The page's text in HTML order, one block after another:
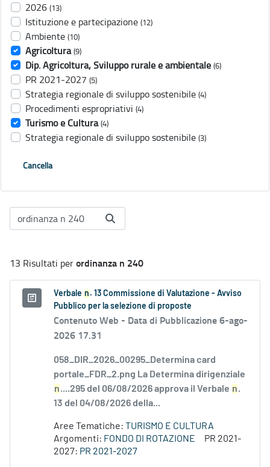
2026 (13)
Istituzione e partecipazione (12)
Ambiente (10)
Agricoltura (9)
Dip. Agricoltura, Sviluppo rurale e ambientale (6)
PR 2021-2027 (5)
Strategia regionale di sviluppo sostenibile (4)
Procedimenti espropriativi (4)
Turismo e Cultura (4)
Strategia regionale di sviluppo sostenibile (3)
Cancella
13 Risultati perordinanza n 240
Verbale n . 13 Commissione di Valutazione - Avviso
Pubblico per la selezione di proposte
Contenuto Web - Data di Pubblicazione 6-ago-
2026 17.31
058_DIR_2026_00295_Determina card
portale_FDR_2.png La Determina dirigenziale
n....295 del 06/08/2026 approva il Verbale n.
13 del 04/08/2026 della...
Aree Tematiche: TURISMO E CULTURA
Argomenti: FONDO DI ROTAZIONE
PR 2021-
2027: PR 2021-2027